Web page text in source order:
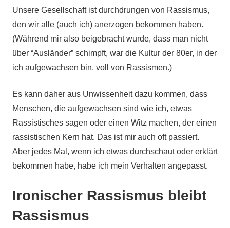
Unsere Gesellschaft ist durchdrungen von Rassismus,
den wir alle (auch ich) anerzogen bekommen haben.
(Während mir also beigebracht wurde, dass man nicht
über “Ausländer” schimpft, war die Kultur der 80er, in der
ich aufgewachsen bin, voll von Rassismen.)
Es kann daher aus Unwissenheit dazu kommen, dass
Menschen, die aufgewachsen sind wie ich, etwas
Rassistisches sagen oder einen Witz machen, der einen
rassistischen Kern hat. Das ist mir auch oft passiert.
Aber jedes Mal, wenn ich etwas durchschaut oder erklärt
bekommen habe, habe ich mein Verhalten angepasst.
Ironischer Rassismus bleibt
Rassismus